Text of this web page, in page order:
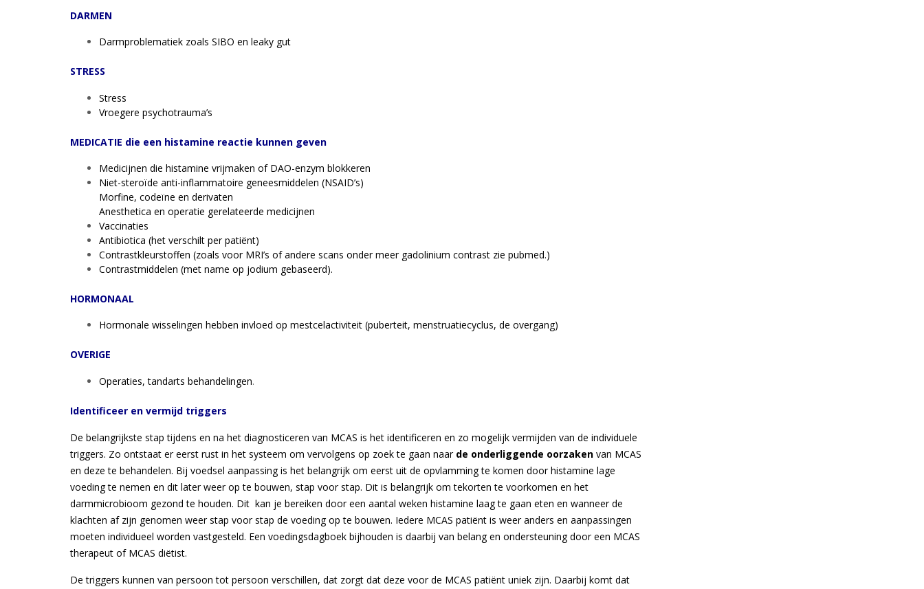
DARMEN
Darmproblematiek zoals SIBO en leaky gut
STRESS
Stress
Vroegere psychotrauma’s
MEDICATIE die een histamine reactie kunnen geven
Medicijnen die histamine vrijmaken of DAO-enzym blokkeren
Niet-steroïde anti-inflammatoire geneesmiddelen (NSAID’s)
Morfine, codeïne en derivaten
Anesthetica en operatie gerelateerde medicijnen
Vaccinaties
Antibiotica (het verschilt per patiënt)
Contrastkleurstoffen (zoals voor MRI’s of andere scans onder meer gadolinium contrast zie pubmed.)
Contrastmiddelen (met name op jodium gebaseerd).
HORMONAAL
Hormonale wisselingen hebben invloed op mestcelactiviteit (puberteit, menstruatiecyclus, de overgang)
OVERIGE
Operaties, tandarts behandelingen.
Identificeer en vermijd triggers
De belangrijkste stap tijdens en na het diagnosticeren van MCAS is het identificeren en zo mogelijk vermijden van de individuele
triggers. Zo ontstaat er eerst rust in het systeem om vervolgens op zoek te gaan naar de onderliggende oorzaken van MCAS
en deze te behandelen. Bij voedsel aanpassing is het belangrijk om eerst uit de opvlamming te komen door histamine lage
voeding te nemen en dit later weer op te bouwen, stap voor stap. Dit is belangrijk om tekorten te voorkomen en het
darmmicrobioom gezond te houden. Dit kan je bereiken door een aantal weken histamine laag te gaan eten en wanneer de
klachten af zijn genomen weer stap voor stap de voeding op te bouwen. Iedere MCAS patiënt is weer anders en aanpassingen
moeten individueel worden vastgesteld. Een voedingsdagboek bijhouden is daarbij van belang en ondersteuning door een MCAS
therapeut of MCAS diëtist.
De triggers kunnen van persoon tot persoon verschillen, dat zorgt dat deze voor de MCAS patiënt uniek zijn. Daarbij komt dat